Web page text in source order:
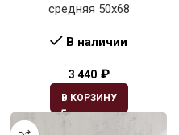
средняя 50х68
В наличии
3 440 ₽
В КОРЗИНУ